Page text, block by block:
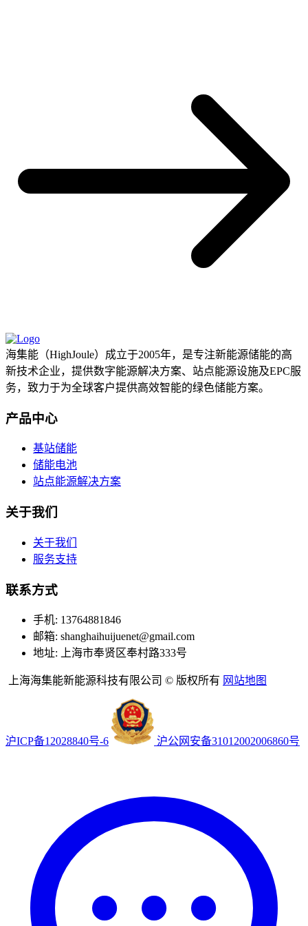
海集能（HighJoule）成立于2005年，是专注新能源储能的高
新技术企业，提供数字能源解决方案、站点能源设施及EPC服
务，致力于为全球客户提供高效智能的绿色储能方案。
产品中心
基站储能
储能电池
站点能源解决方案
关于我们
关于我们
服务支持
联系方式
手机: 13764881846
邮箱: shanghaihuijuenet@gmail.com
地址: 上海市奉贤区奉村路333号
上海海集能新能源科技有限公司 © 版权所有 网站地图
沪ICP备12028840号-6 沪公网安备31012002006860号